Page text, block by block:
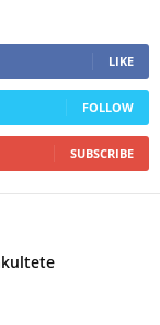
LIKE
FOLLOW
SUBSCRIBE